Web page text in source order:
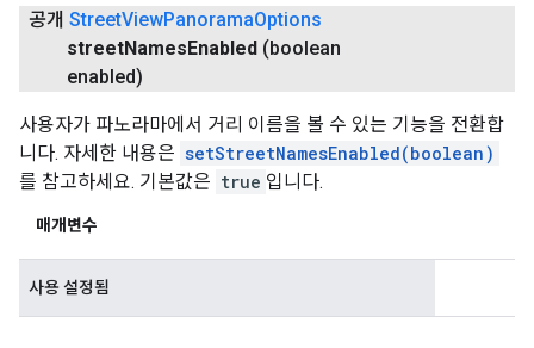
공개 StreetViewPanoramaOptions
streetNames Enabled (boolean
enabled)
사용자가 파노라마에서 거리 이름을 볼 수 있는 기능을 전환합
니다. 자세한 내용은 setStreetNamesEnabled(boolean)
를 참고하세요. 기본값은 true 입니다.
매개변수
사용 설정됨